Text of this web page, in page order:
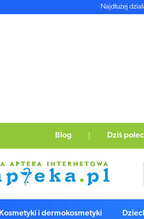
Najdłużej
Blog Dziś
Kosmetyki i dermokosmetyki